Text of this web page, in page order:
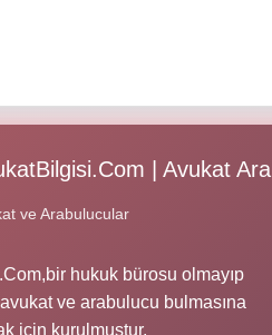
| Avukat Ara
ve Arabulucular
hukuk bürosu olmayıp
ve arabulucu bulmasına
için kurulmuştur.